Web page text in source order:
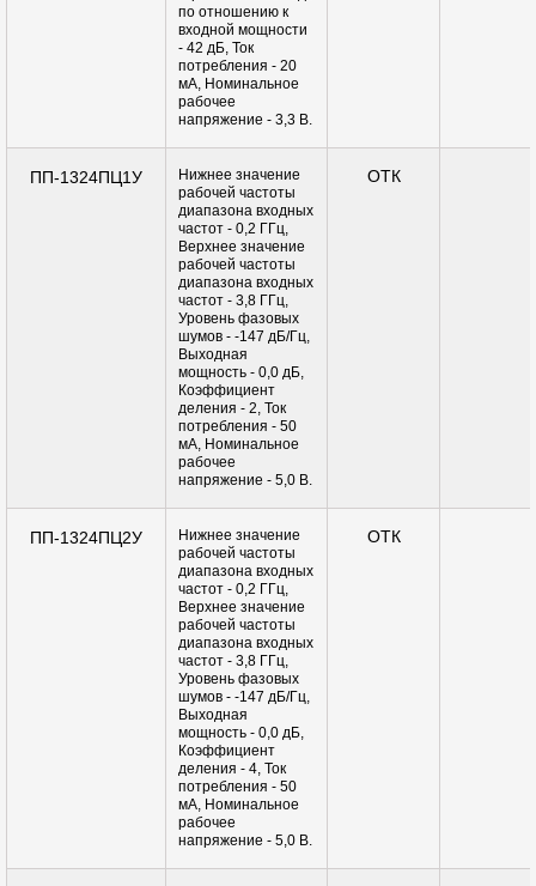
по отношению к
входной мощности
- 42 дБ, Ток
потребления - 20
мА, Номинальное
рабочее
напряжение - 3,3 В.
ПП-1324ПЦ1У
Нижнее значение
рабочей частоты
диапазона входных
частот - 0,2 ГГц,
Верхнее значение
рабочей частоты
диапазона входных
частот - 3,8 ГГц,
Уровень фазовых
шумов - -147 дБ/Гц,
Выходная
мощность - 0,0 дБ,
Коэффициент
деления - 2, Ток
потребления - 50
мА, Номинальное
рабочее
напряжение - 5,0 В.
ОТК
ПП-1324ПЦ2У
Нижнее значение
рабочей частоты
диапазона входных
частот - 0,2 ГГц,
Верхнее значение
рабочей частоты
диапазона входных
частот - 3,8 ГГц,
Уровень фазовых
шумов - -147 дБ/Гц,
Выходная
мощность - 0,0 дБ,
Коэффициент
деления - 4, Ток
потребления - 50
мА, Номинальное
рабочее
напряжение - 5,0 В.
ОТК